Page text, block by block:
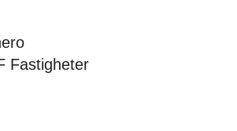
Fastigheter